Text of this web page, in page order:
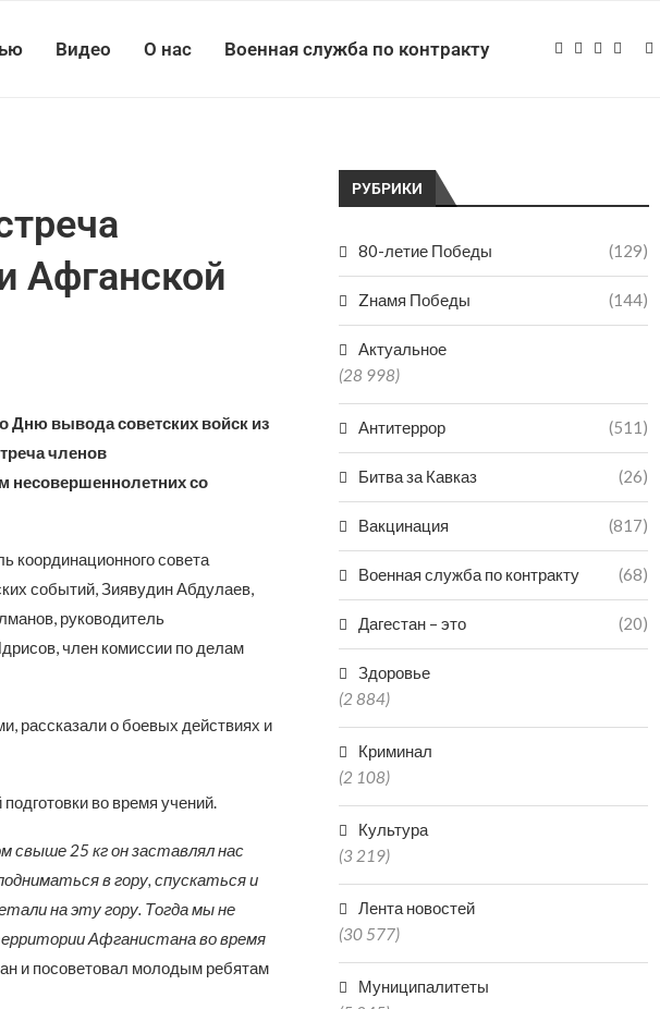
Видео О нас Военная служба по контракту
Афганской
Дню вывода советских войск из
членов
несовершеннолетних со
координационного совета
событий, Зиявудин Абдулаев,
руководитель
член комиссии по делам
рассказали о боевых действиях и
во время учений.
свыше 25 кг он заставлял нас
в гору, спускатьсяи
на эту гору. Тогда мы не
Афганистана во время
и посоветовал молодым ребятам
РУБРИКИ
80-летие Победы (129)
Zнамя Победы (144)
Актуальное
(28 998)
Антитеррор (511)
Битва за Кавказ (26)
Вакцинация (817)
Военная служба по контракту (68)
Дагестан – это (20)
Здоровье
(2 884)
Криминал
(2 108)
Культура
(3 219)
Лента новостей
(30 577)
Муниципалитеты